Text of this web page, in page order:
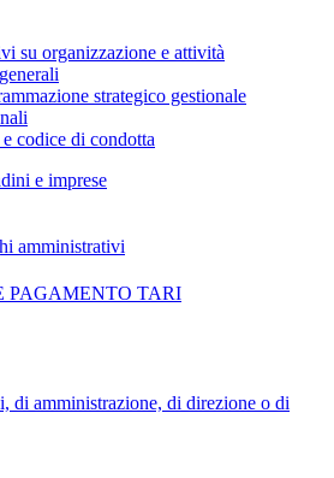
su organizzazione e attività
strategico gestionale
codice di condotta
e imprese
amministrativi
PAGAMENTO TARI
di amministrazione, di direzione o di